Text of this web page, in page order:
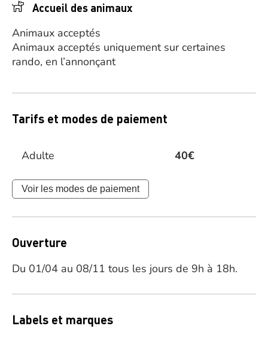
Accueil des animaux
Animaux acceptés
Animaux acceptés uniquement sur certaines
rando, en l’annonçant
Tarifs et modes de paiement
Adulte 40€
Voir les modes de paiement
Ouverture
Du 01/04 au 08/11 tous les jours de 9h à 18h.
Labels et marques